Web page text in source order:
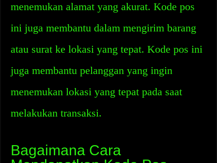
menemukan alamat yang akurat. Kode pos
ini juga membantu dalam mengirim barang
atau surat ke lokasi yang tepat. Kode pos ini
juga membantu pelanggan yang ingin
menemukan lokasi yang tepat pada saat
melakukan transaksi.
Bagaimana Cara